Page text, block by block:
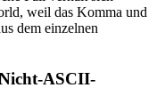
weil das Komma und
dem einzelnen
ASCII-